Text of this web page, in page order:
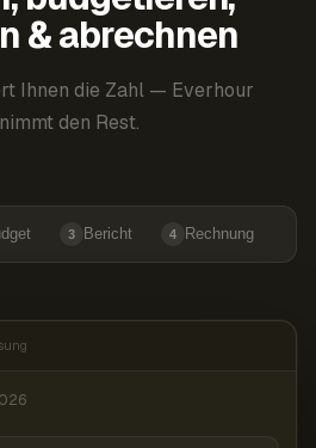
& abrechnen
Ihnen die Zahl — Everhour
den Rest.
3 Bericht 4 Rechnung